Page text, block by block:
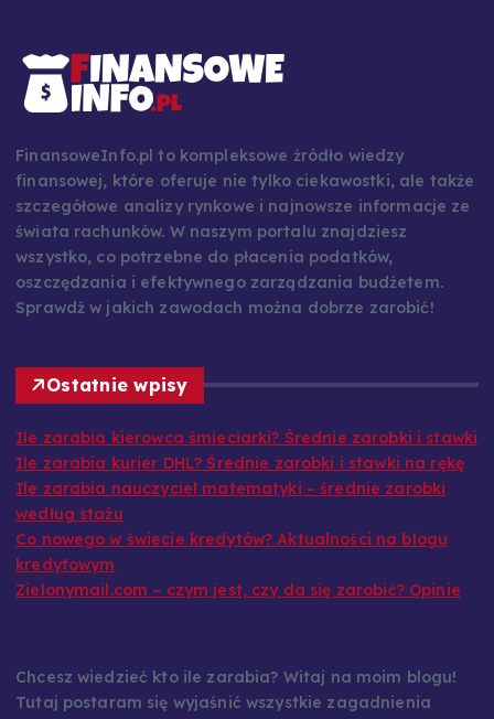
FinansoweInfo.pl to kompleksowe źródło wiedzy
finansowej, które oferuje nie tylko ciekawostki, ale także
szczegółowe analizy rynkowe i najnowsze informacje ze
świata rachunków. W naszym portalu znajdziesz
wszystko, co potrzebne do płacenia podatków,
oszczędzania i efektywnego zarządzania budżetem.
Sprawdź w jakich zawodach można dobrze zarobić!
Ostatnie wpisy
Ile zarabia kierowca śmieciarki? Średnie zarobki i stawki
Ile zarabia kurier DHL? Średnie zarobki i stawki na rękę
Ile zarabia nauczyciel matematyki – średnie zarobki
według stażu
Co nowego w świecie kredytów? Aktualności na blogu
kredytowym
Zielonymail.com – czym jest, czy da się zarobić? Opinie
Chcesz wiedzieć kto ile zarabia? Witaj na moim blogu!
Tutaj postaram się wyjaśnić wszystkie zagadnienia